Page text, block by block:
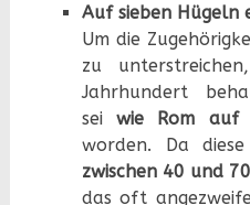
Auf sieben Hügeln
Um die
zu
Jahrhundert
seiwie Rom auf
worden. Da
zwischen 40 und
das oft